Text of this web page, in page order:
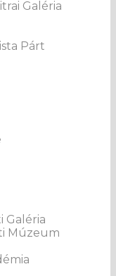
Galéria
Párt
Galéria
Múzeum